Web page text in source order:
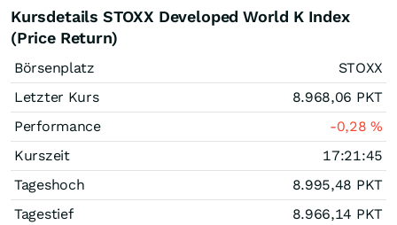
Kursdetails STOXX Developed World K Index
(Price Return)
Börsenplatz
STOXX
Letzter Kurs
8.968,06 PKT
Performance
-0,28%
Kurszeit
17:21:45
Tageshoch
8.995,48 PKT
Tagestief
8.966,14 PKT